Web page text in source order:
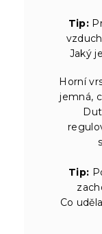
Tip:
Jaký
Horní
jemná,
Tip:
Co